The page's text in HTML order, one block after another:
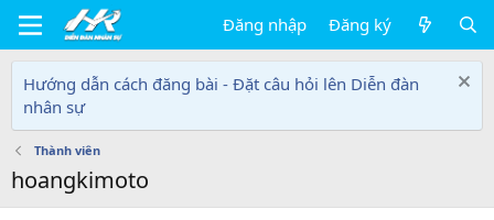
Đăng nhập Đăng ký
Hướng dẫn cách đăng bài - Đặt câu hỏi lên Diễn đàn
nhân sự
Thành viên
hoangkimoto